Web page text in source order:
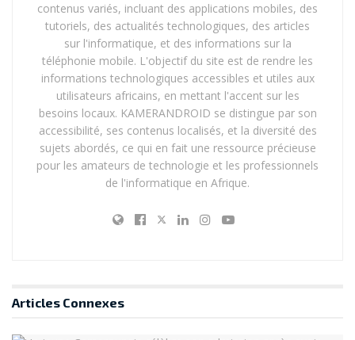
contenus variés, incluant des applications mobiles, des
tutoriels, des actualités technologiques, des articles
sur l'informatique, et des informations sur la
téléphonie mobile. L'objectif du site est de rendre les
informations technologiques accessibles et utiles aux
utilisateurs africains, en mettant l'accent sur les
besoins locaux. KAMERANDROID se distingue par son
accessibilité, ses contenus localisés, et la diversité des
sujets abordés, ce qui en fait une ressource précieuse
pour les amateurs de technologie et les professionnels
de l'informatique en Afrique.
Articles Connexes